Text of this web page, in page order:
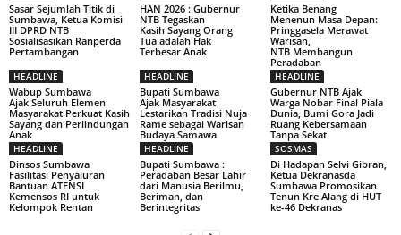
Sasar Sejumlah Titik di
Sumbawa, Ketua Komisi
III DPRD NTB
Sosialisasikan Ranperda
Pertambangan
HAN 2026 : Gubernur
NTB Tegaskan
Kasih Sayang Orang
Tua adalah Hak
Terbesar Anak
Ketika Benang
Menenun Masa Depan:
Pringgasela Merawat
Warisan,
NTB Membangun
Peradaban
HEADLINE
Wabup Sumbawa
Ajak Seluruh Elemen
Masyarakat Perkuat Kasih
Sayang dan Perlindungan
Anak
HEADLINE
Bupati Sumbawa
Ajak Masyarakat
Lestarikan Tradisi Nuja
Rame sebagai Warisan
Budaya Samawa
HEADLINE
Gubernur NTB Ajak
Warga Nobar Final Piala
Dunia, Bumi Gora Jadi
Ruang Kebersamaan
Tanpa Sekat
HEADLINE
Dinsos Sumbawa
Fasilitasi Penyaluran
Bantuan ATENSI
Kemensos RI untuk
Kelompok Rentan
HEADLINE
Bupati Sumbawa :
Peradaban Besar Lahir
dari Manusia Berilmu,
Beriman, dan
Berintegritas
SOSMAS
Di Hadapan Selvi Gibran,
Ketua Dekranasda
Sumbawa Promosikan
Tenun Kre Alang di HUT
ke-46 Dekranas